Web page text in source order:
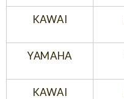
KAWAI
YAMAHA
KAWAI